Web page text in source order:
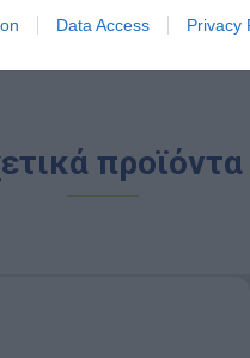
Data Access Privacy
προϊόντα